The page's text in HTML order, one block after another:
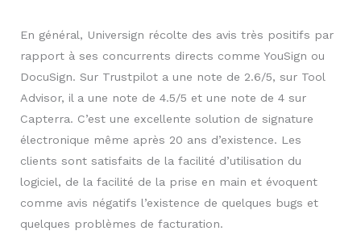
En général, Universign récolte des avis très positifs par
rapport à ses concurrents directs comme YouSign ou
DocuSign. Sur Trustpilot a une note de 2.6/5, sur Tool
Advisor, il a une note de 4.5/5 et une note de 4 sur
Capterra. C’est une excellente solution de signature
électronique même après 20 ans d’existence. Les
clients sont satisfaits de la facilité d’utilisation du
logiciel, de la facilité de la prise en main et évoquent
comme avis négatifs l’existence de quelques bugs et
quelques problèmes de facturation.